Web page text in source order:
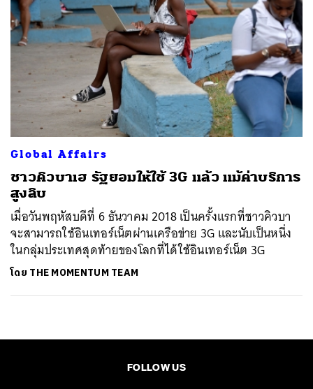
Global Affairs
ชาวคิวบาเฮ รัฐยอมให้ใช้ 3G แล้ว แม้ค่าบริการ
สูงลิบ
เมื่อวันพฤหัสบดีที่ 6 ธันวาคม 2018 เป็นครั้งแรกที่ชาวคิวบา
จะสามารถใช้อินเทอร์เน็ตผ่านเครือข่าย 3G และนับเป็นหนึ่ง
ในกลุ่มประเทศสุดท้ายของโลกที่ได้ใช้อินเทอร์เน็ต 3G
โดย THE MOMENTUM TEAM
FOLLOW US
SHARE TWEET LINE EMAIL